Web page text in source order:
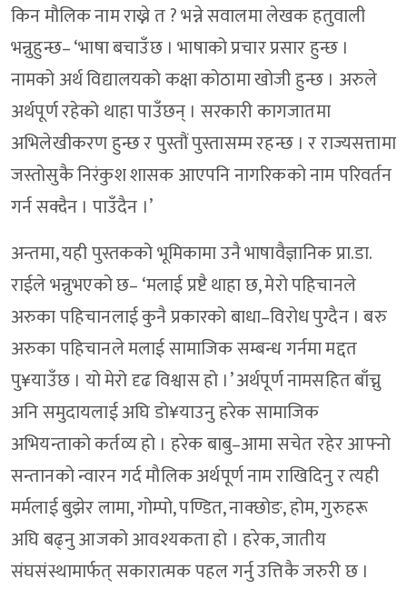
किन मौलिक नाम राख्ने त ? भन्ने सवालमा लेखक हतुवाली
भन्नुहुन्छ– ‘भाषा बचाउँछ । भाषाको प्रचार प्रसार हुन्छ ।
नामको अर्थ विद्यालयको कक्षा कोठामा खोजी हुन्छ । अरुले
अर्थपूर्ण रहेको थाहा पाउँछन् । सरकारी कागजातमा
अभिलेखीकरण हुन्छ र पुस्तौं पुस्तासम्म रहन्छ । र राज्यसत्तामा
जस्तोसुकै निरंकुश शासक आएपनि नागरिकको नाम परिवर्तन
गर्न सक्दैन । पाउँदैन ।’
अन्तमा, यही पुस्तकको भूमिकामा उनै भाषावैज्ञानिक प्रा.डा.
राईले भन्नुभएको छ– ‘मलाई प्रष्टै थाहा छ, मेरो पहिचानले
अरुका पहिचानलाई कुनै प्रकारको बाधा–विरोध पुग्दैन । बरु
अरुका पहिचानले मलाई सामाजिक सम्बन्ध गर्नमा मद्दत
पु¥याउँछ । यो मेरो दृढ विश्वास हो ।’ अर्थपूर्ण नामसहित बाँच्नु
अनि समुदायलाई अघि डो¥याउनु हरेक सामाजिक
अभियन्ताको कर्तव्य हो । हरेक बाबु–आमा सचेत रहेर आफ्नो
सन्तानको न्वारन गर्द मौलिक अर्थपूर्ण नाम राखिदिनु र त्यही
मर्मलाई बुझेर लामा, गोम्पो, पण्डित, नाक्छोङ, होम, गुरुहरू
अघि बढ्नु आजको आवश्यकता हो । हरेक, जातीय
संघसंस्थामार्फत् सकारात्मक पहल गर्नु उत्तिकै जरुरी छ ।